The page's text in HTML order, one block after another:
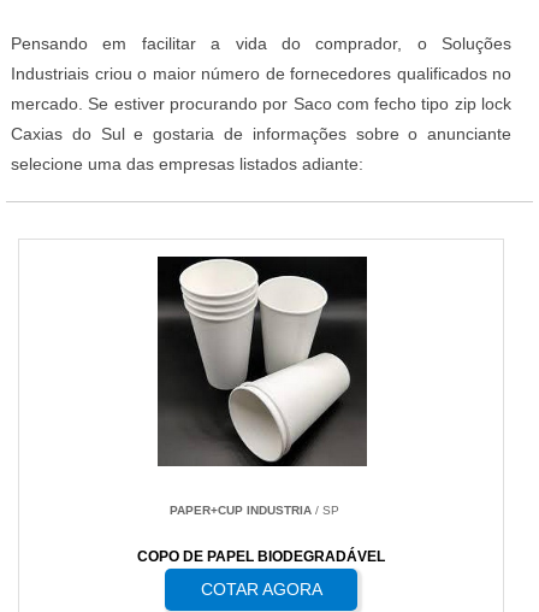
Pensando em facilitar a vida do comprador, o Soluções
Industriais criou o maior número de fornecedores qualificados no
mercado. Se estiver procurando por Saco com fecho tipo zip lock
Caxias do Sul e gostaria de informações sobre o anunciante
selecione uma das empresas listados adiante:
PAPER+CUP INDUSTRIA / SP
COPO DE PAPEL BIODEGRADÁVEL
COTAR AGORA